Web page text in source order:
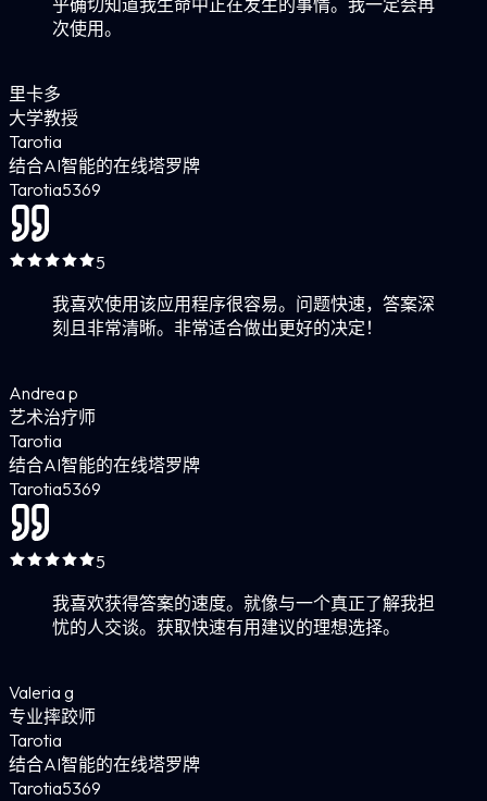
乎确切知道我生命中正在发生的事情。我一定会再
次使用。
里卡多
大学教授
Tarotia
结合AI智能的在线塔罗牌
Tarotia5369
5
我喜欢使用该应用程序很容易。问题快速，答案深
刻且非常清晰。非常适合做出更好的决定！
Andrea p
艺术治疗师
Tarotia
结合AI智能的在线塔罗牌
Tarotia5369
5
我喜欢获得答案的速度。就像与一个真正了解我担
忧的人交谈。获取快速有用建议的理想选择。
Valeria g
专业摔跤师
Tarotia
结合AI智能的在线塔罗牌
Tarotia5369